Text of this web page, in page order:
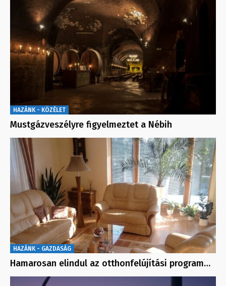
HAZÁNK - KÖZÉLET
Mustgázveszélyre figyelmeztet a Nébih
HAZÁNK - GAZDASÁG
Hamarosan elindul az otthonfelújítási program…